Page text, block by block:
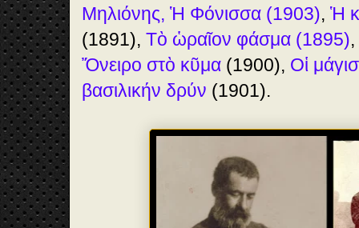
Μηλιόνης, Ἡ Φόνισσα (1903), Ἡ
(1891), Τὸ ὡραῖον φάσμα (1895),
Ὄνειρο στὸ κῦμα (1900), Οἱ
βασιλικήν δρύν (1901).